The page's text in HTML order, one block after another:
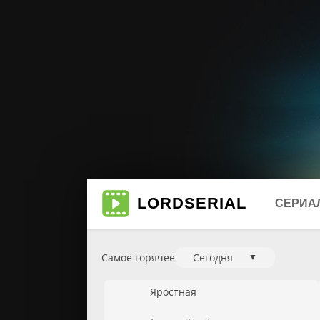
LORDSERIAL
Самое горячее Сегодня ▼
Яростная